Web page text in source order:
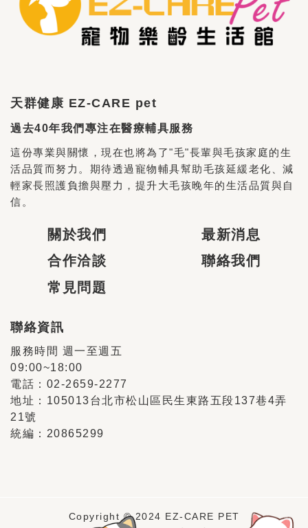
天群健康 EZ-CARE pet
過去40年我們專注在醫療輔具服務
這份專業與關懷，現在也將為了"毛"長輩與毛孩家庭的生
活品質而努力。期待透過寵物輔具幫助毛孩延緩老化、減
輕家長照護負擔與壓力，提升大毛孩晚年的生活品質與自
信。
關於我們
合作洽談
常見問題
最新消息
聯絡我們
聯絡資訊
服務時間 週一至週五
09:00~18:00
電話：02-2659-2277
地址：105013台北市松山區民生東路五段137巷4弄
21號
統編：20865299
Copyright © 2024 EZ-CARE PET